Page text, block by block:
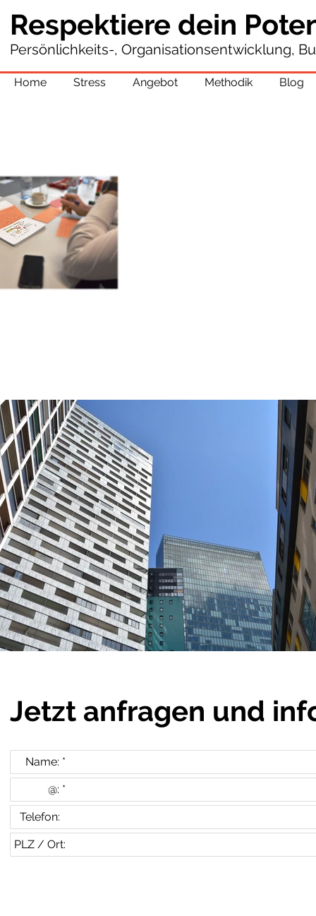
Respektiere dein
Persönlichkeits-, Organisationsentwicklung,
Home Stress Angebot Methodik Blog
Jetzt anfragen und